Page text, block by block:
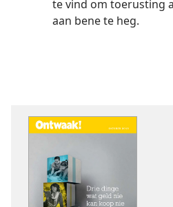
te vind om toerusting
aan bene te heg.